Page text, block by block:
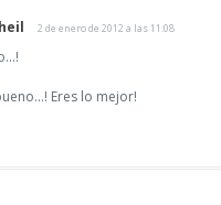
2 de enero de 2012 a las 11:08
Eres lo mejor!